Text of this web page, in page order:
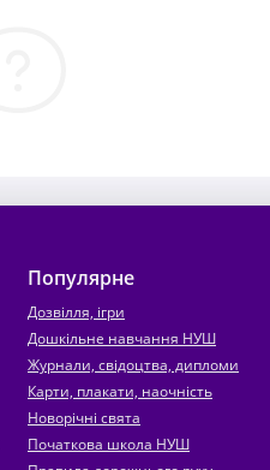
Популярне
Дозвілля, ігри
Дошкільне навчання НУШ
Журнали, свідоцтва, дипломи
Карти, плакати, наочність
Новорічні свята
Початкова школа НУШ